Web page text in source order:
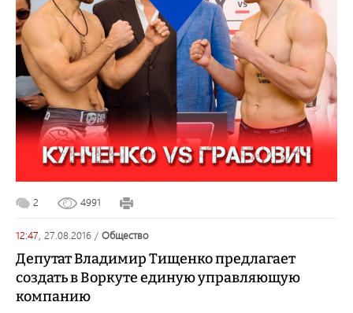
2 4991
12:47, 27.08.2016 / общество
Депутат Владимир Тищенко предлагает
создать в Воркуте единую управляющую
компанию